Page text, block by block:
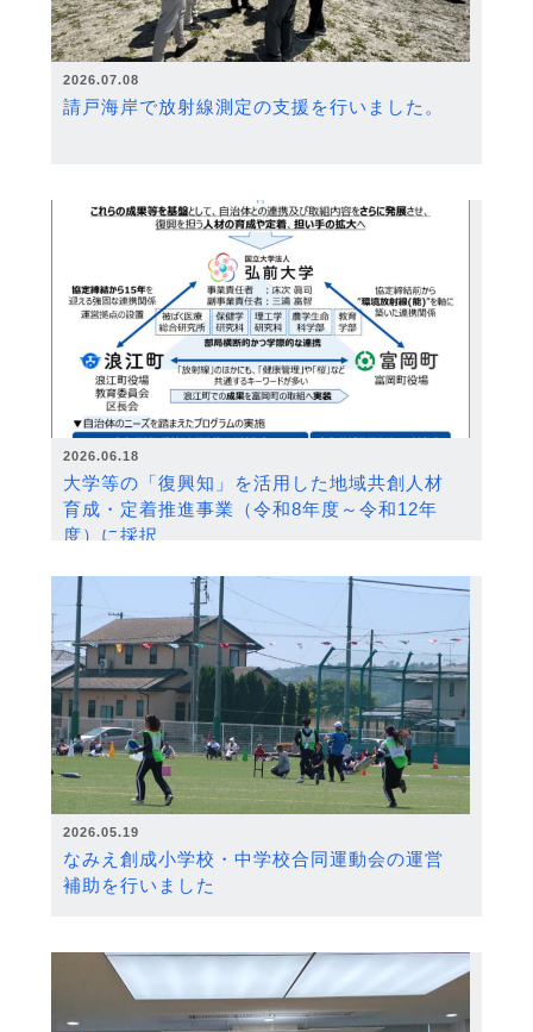
2026.07.08
請戸海岸で放射線測定の支援を行いました。
2026.06.18
大学等の「復興知」を活用した地域共創人材
育成・定着推進事業（令和8年度～令和12年
度）に採択
2026.05.19
なみえ創成小学校・中学校合同運動会の運営
補助を行いました